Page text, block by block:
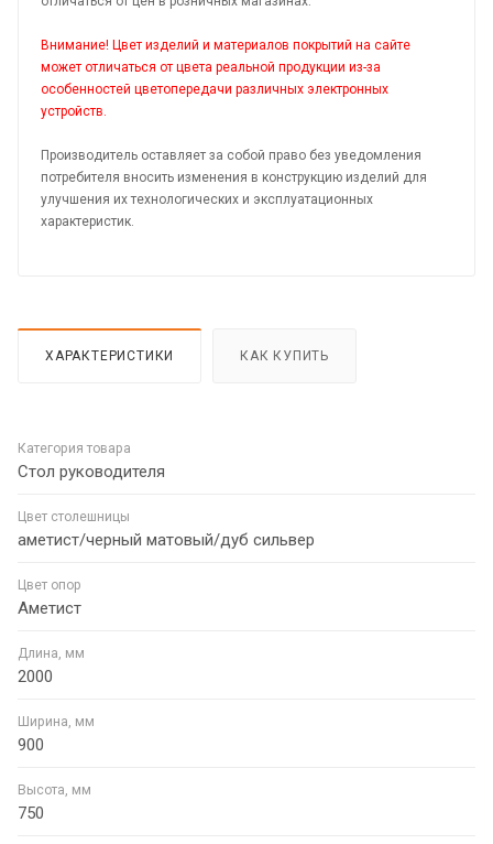
Внимание! Цвет изделий и материалов покрытий на сайте
может отличаться от цвета реальной продукции из-за
особенностей цветопередачи различных электронных
устройств.
Производитель оставляет за собой право без уведомления
потребителя вносить изменения в конструкцию изделий для
улучшения их технологических и эксплуатационных
характеристик.
ХАРАКТЕРИСТИКИ КАК КУПИТЬ
Категория товара
Стол руководителя
Цвет столешницы
аметист/черный матовый/дуб сильвер
Цвет опор
Аметист
Длина, мм
2000
Ширина, мм
900
Высота, мм
750